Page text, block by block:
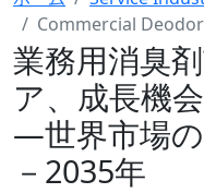
Commercial
業務用消臭
ア、成長機
―世界市場
－2035年